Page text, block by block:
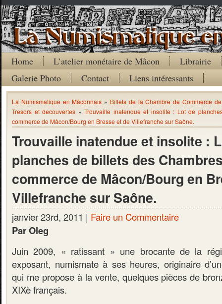
Home L’atelier monétaire de Mâcon
Librairie
Galerie Photo
Contact Liens intéressants
La Numismatique en Mâconnais » Billets de la Chambre de Commerce
Tresors et decouvertes » Trouvaille inatendue et insolite : Lot de
commerce de Mâcon/Bourg en Bresse et de Villefranche sur Saône.
Trouvaille inatendue et insolite :
planches de billets des
commerce de Mâcon/Bourg en
Villefranche sur Saône.
janvier 23rd, 2011 | Faire un Commentaire
Par Oleg
Juin 2009, « ratissant » une brocante de la
exposant, numismate à ses heures, originaire
qui me propose à la vente, quelques pièces de
XIXè français.